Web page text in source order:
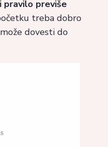
pravilo previše
treba dobro
dovesti do